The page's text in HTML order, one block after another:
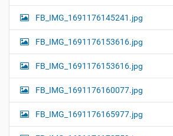
FB_IMG_1691176145241.jpg
FB_IMG_1691176153616.jpg
FB_IMG_1691176153616.jpg
FB_IMG_1691176160077.jpg
FB_IMG_1691176165977.jpg